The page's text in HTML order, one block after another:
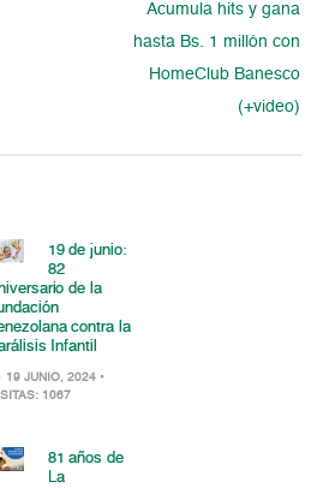
Acumula hits y gana
hasta Bs. 1 millón con
HomeClub Banesco
(+video)
19 de junio:
82
de la
contra la
Infantil
19 JUNIO, 2024 •
1067
81 años de
La